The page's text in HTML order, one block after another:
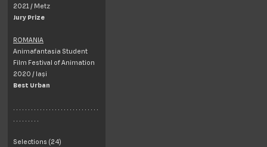
2021 / Metz
Jury Prize
ROMANIA
Animafantasia Student
Film Festival of Animation
2020 / Iași
Best Urban
. . . . . . . . . . . . . . . . . . . . . . . . . . . . .
. . . . . . . . .
Selections (24)